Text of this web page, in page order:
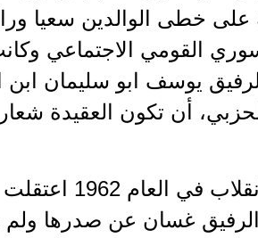
خطى الوالدين سعيا
القومي الاجتماعي
يوسف ابو سليمان ابن
أن تكون العقيدة
وتابع:
الرفيق غسان عن صدرها